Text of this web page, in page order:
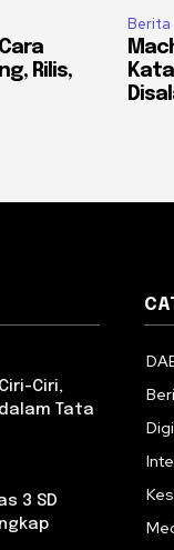
Rilis,
Berita
Ciri,
Tata
3 SD